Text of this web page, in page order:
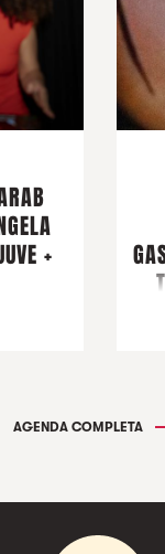
+
AGENDA COMPLETA